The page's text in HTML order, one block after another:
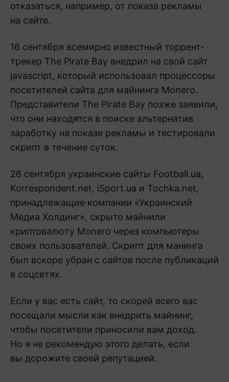
отказаться, например, от показа рекламы
на сайте.
16 сентября всемирно известный торрент-
трекер The Pirate Bay внедрил на свой сайт
javascript, который использовал процессоры
посетителей сайта для майнинга Monero.
Представители The Pirate Bay позже заявили,
что они находятся в поиске альтернатив
заработку на показе рекламы и тестировали
скрипт в течение суток.
26 сентября украинские сайты Football.ua,
Korrespondent.net, iSport.ua и Tochka.net,
принадлежащие компании «Украинский
Медиа Холдинг», скрыто майнили
криптовалюту Monero через компьютеры
своих пользователей. Скрипт для манинга
был вскоре убран с сайтов после публикаций
в соцсетях.
Если у вас есть сайт, то скорей всего вас
посещали мысли как внедрить майнинг,
чтобы посетители приносили вам доход.
Но я не рекомендую этого делать, если
вы дорожите своей репутацией.